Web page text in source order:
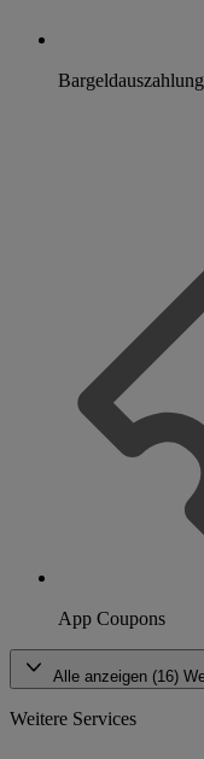
Bargeldauszahlung
App Coupons
Alle anzeigen (16)
Weitere Services